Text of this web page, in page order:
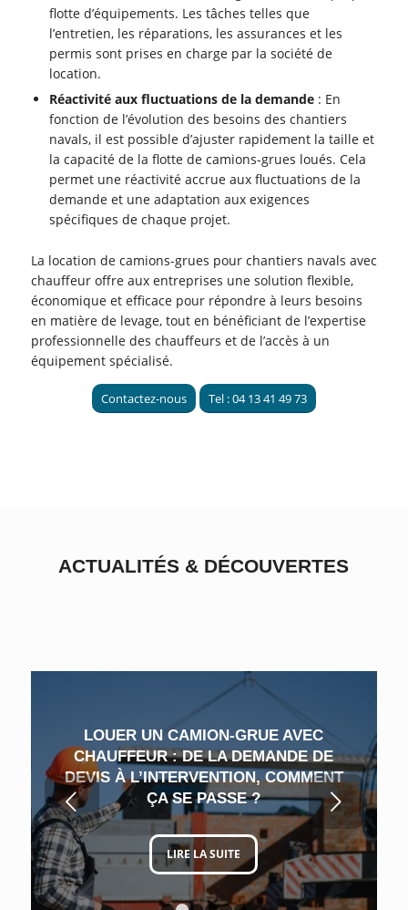
flotte d’équipements. Les tâches telles que
l’entretien, les réparations, les assurances et les
permis sont prises en charge par la société de
location.
Réactivité aux fluctuations de la demande : En
fonction de l’évolution des besoins des chantiers
navals, il est possible d’ajuster rapidement la taille et
la capacité de la flotte de camions-grues loués. Cela
permet une réactivité accrue aux fluctuations de la
demande et une adaptation aux exigences
spécifiques de chaque projet.
La location de camions-grues pour chantiers navals avec
chauffeur offre aux entreprises une solution flexible,
économique et efficace pour répondre à leurs besoins
en matière de levage, tout en bénéficiant de l’expertise
professionnelle des chauffeurs et de l’accès à un
équipement spécialisé.
Contactez-nous Tel : 04 13 41 49 73
ACTUALITÉS & DÉCOUVERTES
LOUER UN CAMION-GRUE AVEC
CHAUFFEUR : DE LA DEMANDE DE
DEVIS À L’INTERVENTION, COMMENT
ÇA SE PASSE ?
LIRE LA SUITE
COMMENT SE DÉROULE UNE
OPÉRATION DE LEVAGE AVEC
CAMION : ÉTAPES, PRÉPARATION ET
BONNE EXÉCUTION
LIRE LA SUITE
Suivant